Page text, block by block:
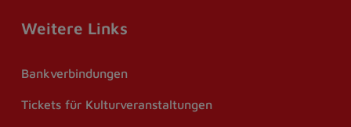
Weitere Links
Bankverbindungen
Tickets für Kulturveranstaltungen